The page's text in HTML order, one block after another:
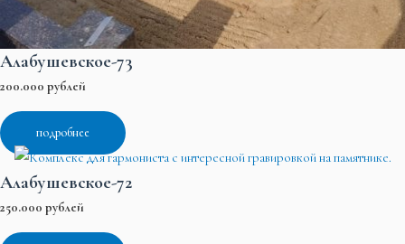
Алабушевское-73
200.000 рублей
подробнее
Алабушевское-72
250.000 рублей